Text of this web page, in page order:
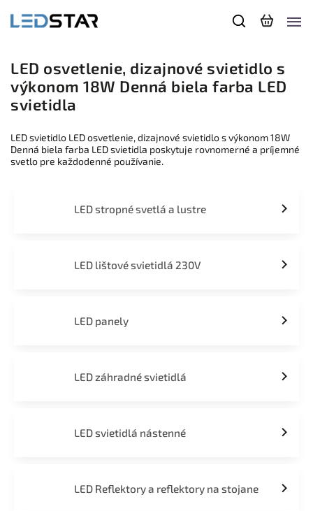
LED osvetlenie, dizajnové svietidlo s
výkonom 18W Denná biela farba LED
svietidla
LED svietidlo LED osvetlenie, dizajnové svietidlo s výkonom 18W
Denná biela farba LED svietidla poskytuje rovnomerné a príjemné
svetlo pre každodenné používanie.
LED stropné svetlá a lustre
LED lištové svietidlá 230V
LED panely
LED záhradné svietidlá
LED svietidlá nástenné
LED Reflektory a reflektory na stojane